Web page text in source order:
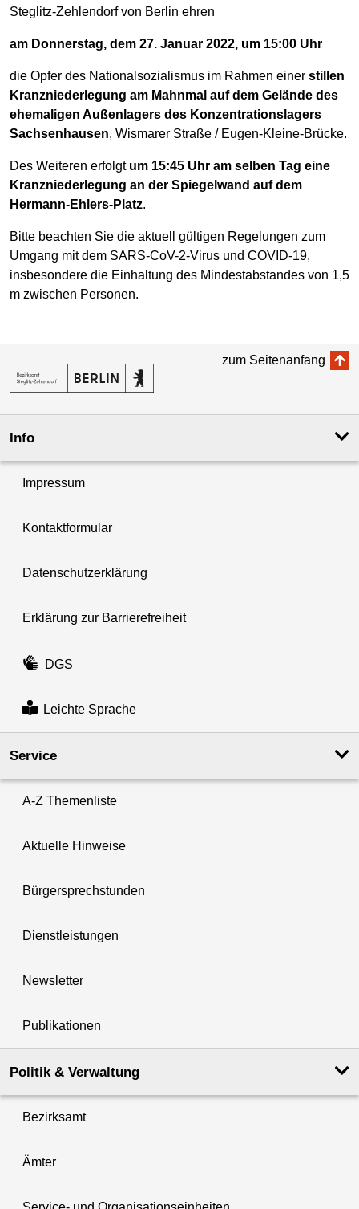
Steglitz-Zehlendorf von Berlin ehren
am Donnerstag, dem 27. Januar 2022, um 15:00 Uhr
die Opfer des Nationalsozialismus im Rahmen einer stillen
Kranzniederlegung am Mahnmal auf dem Gelände des
ehemaligen Außenlagers des Konzentrationslagers
Sachsenhausen, Wismarer Straße / Eugen-Kleine-Brücke.
Des Weiteren erfolgt um 15:45 Uhr am selben Tag eine
Kranzniederlegung an der Spiegelwand auf dem
Hermann-Ehlers-Platz.
Bitte beachten Sie die aktuell gültigen Regelungen zum
Umgang mit dem SARS-CoV-2-Virus und COVID-19,
insbesondere die Einhaltung des Mindestabstandes von 1,5
m zwischen Personen.
zum Seitenanfang
Info
Impressum
Kontaktformular
Datenschutzerklärung
Erklärung zur Barrierefreiheit
DGS
Leichte Sprache
Service
A-Z Themenliste
Aktuelle Hinweise
Bürgersprechstunden
Dienstleistungen
Newsletter
Publikationen
Politik & Verwaltung
Bezirksamt
Ämter